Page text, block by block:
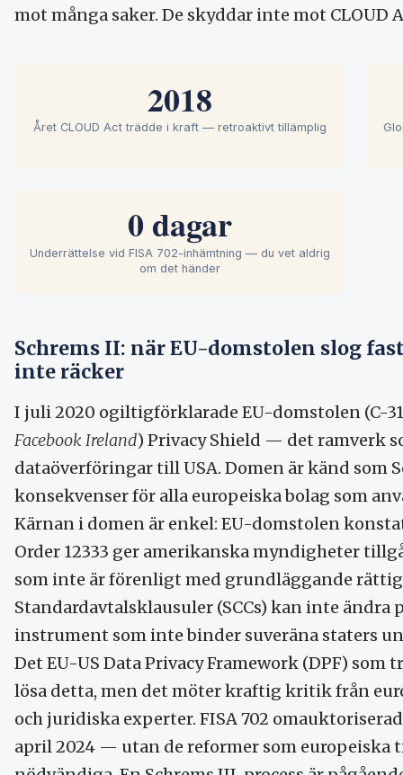
mot många saker. De skyddar inte mot CLOUD
2018
Året CLOUD Act trädde i kraft — retroaktivt tillämplig
0 dagar
Underrättelse vid FISA 702-inhämtning — du vet aldrig
om det händer
Schrems II: när EU-domstolen slog
inte räcker
I juli 2020 ogiltigförklarade EU-domstolen (C-
Facebook Ireland) Privacy Shield — det ramverk
dataöverföringar till USA. Domen är känd som
konsekvenser för alla europeiska bolag som
Kärnan i domen är enkel: EU-domstolen
Order 12333 ger amerikanska myndigheter
som inte är förenligt med grundläggande
Standardavtalsklausuler (SCCs) kan inte
instrument som inte binder suveräna staters
Det EU-US Data Privacy Framework (DPF)
lösa detta, men det möter kraftig kritik från
och juridiska experter. FISA 702
april 2024 — utan de reformer som